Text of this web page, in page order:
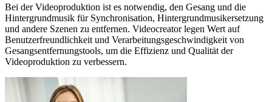
Bei der Videoproduktion ist es notwendig, den Gesang und die
Hintergrundmusik für Synchronisation, Hintergrundmusikersetzung
und andere Szenen zu entfernen. Videocreator legen Wert auf
Benutzerfreundlichkeit und Verarbeitungsgeschwindigkeit von
Gesangsentfernungstools, um die Effizienz und Qualität der
Videoproduktion zu verbessern.